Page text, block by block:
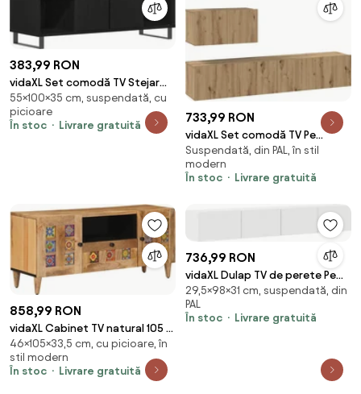
383,99 RON
vidaXL Set comodă TV Stejar
Negru 100 x 35 x 55 cm Lemn
compozit
55×100×35 cm, suspendată, cu
picioare
În stoc
Livrare gratuită
733,99 RON
vidaXL Set comodă TV Pe
perete 4 pcs Stejar Artizanal
Lemn compozit
Suspendată, din PAL, în stil
modern
În stoc
Livrare gratuită
858,99 RON
vidaXL Cabinet TV natural 105 x
33,5 x 46 cm Lemn de mango
solid
46×105×33,5 cm, cu picioare, în
stil modern
În stoc
Livrare gratuită
736,99 RON
vidaXL Dulap TV de perete Pe
perete 2 pcs Alb Lucios 98 x 31 x
29,5 cm
29,5×98×31 cm, suspendată, din
PAL
În stoc
Livrare gratuită